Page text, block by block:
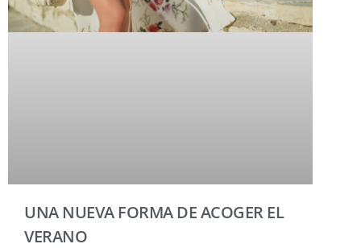
UNA NUEVA FORMA DE ACOGER EL
VERANO